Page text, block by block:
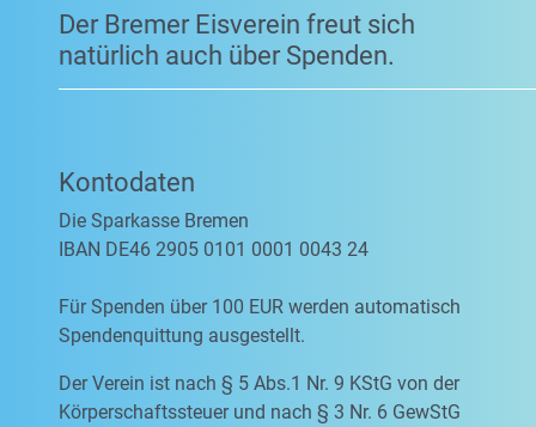
Der Bremer Eisverein freut sich
natürlich auch über Spenden.
Kontodaten
Die Sparkasse Bremen
IBAN DE46 2905 0101 0001 0043 24
Für Spenden über 100 EUR werden automatisch
Spendenquittung ausgestellt.
Der Verein ist nach § 5 Abs.1 Nr. 9 KStG von der
Körperschaftssteuer und nach § 3 Nr. 6 GewStG